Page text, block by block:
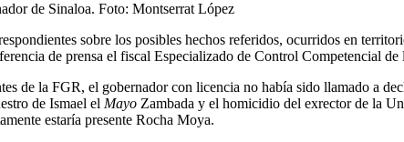
de Sinaloa. Foto: Montserrat López
sobre los posibles hechos referidos, ocurridos en
de prensa el fiscal Especializado de Control Competencial
de la FGR, el gobernador con licencia no había sido llamado a
de Ismael el Mayo Zambada y el homicidio del exrector de la
estaría presente Rocha Moya.